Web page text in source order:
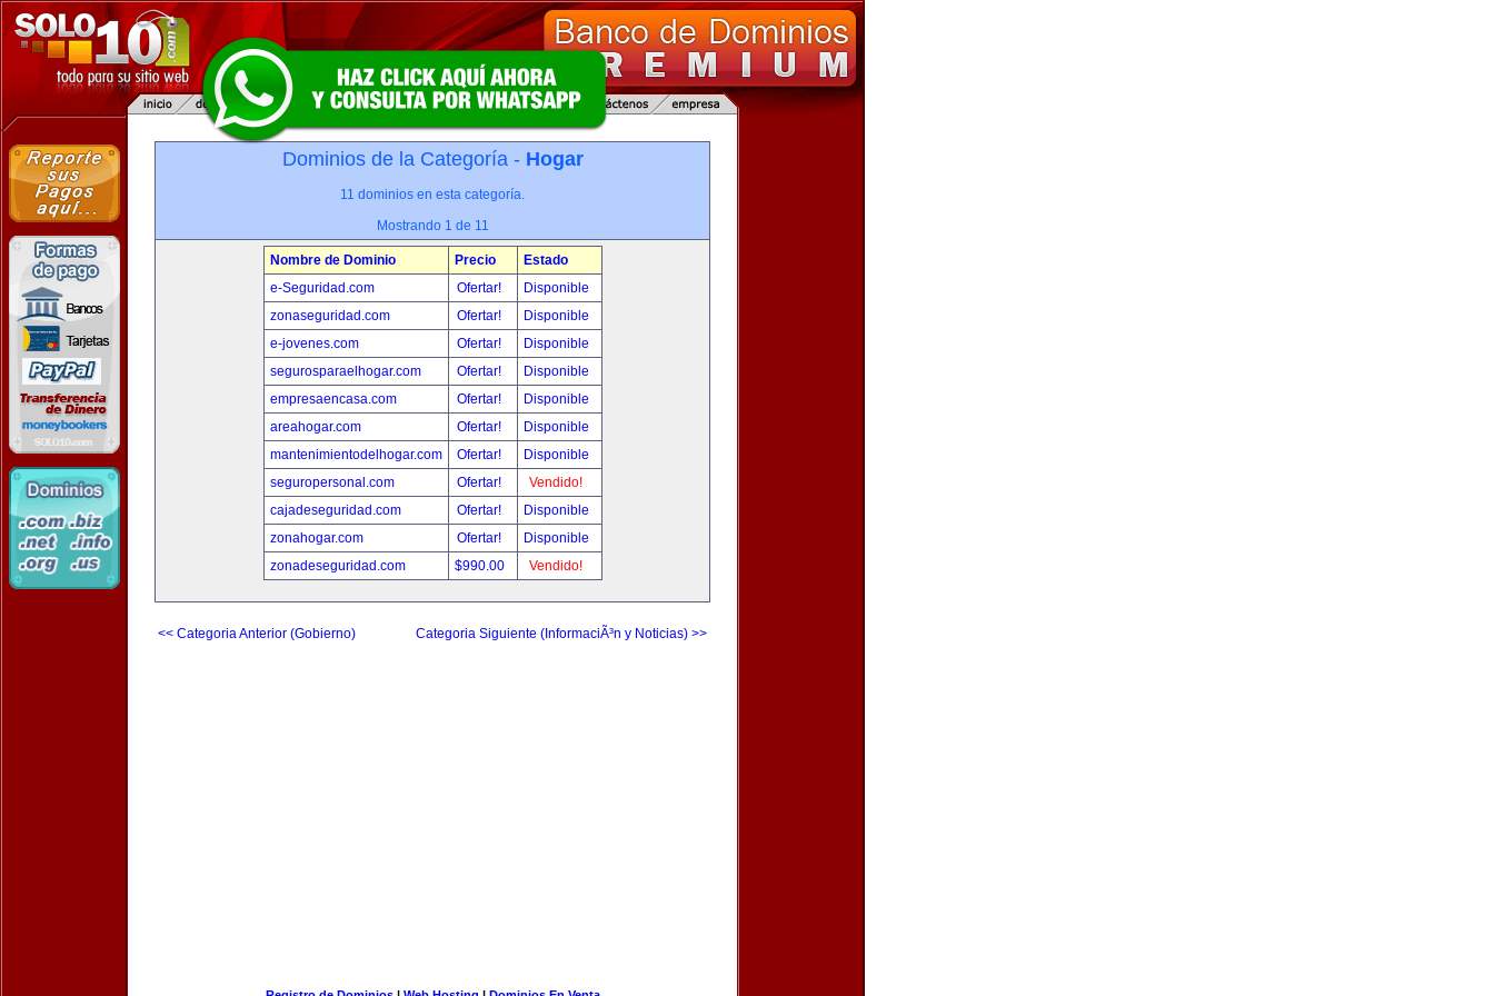
Dominios de la Categoría - Hogar
11 dominios en esta categoría.
Mostrando 1 de 11
Nombre de Dominio Precio
Estado
e-Seguridad.com
Ofertar!
Disponible
zonaseguridad.com
Ofertar!
Disponible
e-jovenes.com
Ofertar!
Disponible
segurosparaelhogar.com
Ofertar!
Disponible
empresaencasa.com
Ofertar!
Disponible
areahogar.com
Ofertar!
Disponible
mantenimientodelhogar.com
Ofertar!
Disponible
seguropersonal.com
Ofertar!
Vendido!
cajadeseguridad.com
Ofertar!
Disponible
zonahogar.com
Ofertar!
Disponible
zonadeseguridad.com
$990.00 Vendido!
<< Categoria Anterior (Gobierno) Categoria Siguiente (InformaciÃ³n y Noticias) >>